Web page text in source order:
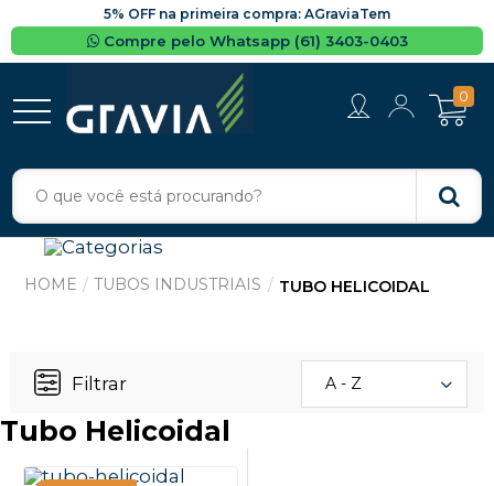
5% OFF na primeira compra: AGraviaTem
Compre pelo Whatsapp (61) 3403-0403
0
TUBOS INDUSTRIAIS TUBO HELICOIDAL
Filtrar A - Z
Tubo Helicoidal